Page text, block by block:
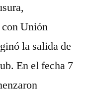
Unión
la salida de
En el fecha 7